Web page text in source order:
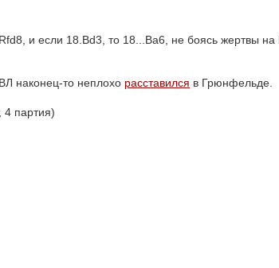
и если 18.Bd3, то 18...Ba6, не боясь жертвы
наконец-то неплохо расставился в Грюнфельде.
4 партия)